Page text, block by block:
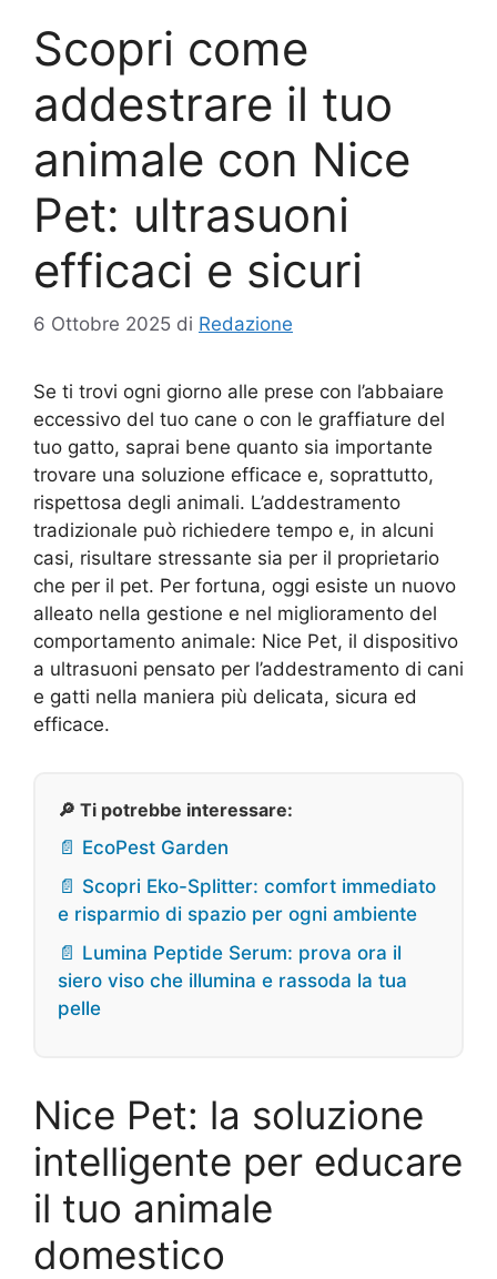
Scopri come
addestrare il tuo
animale con Nice
Pet: ultrasuoni
efficaci e sicuri
6 Ottobre 2025 di Redazione
Se ti trovi ogni giorno alle prese con l’abbaiare
eccessivo del tuo cane o con le graffiature del
tuo gatto, saprai bene quanto sia importante
trovare una soluzione efficace e, soprattutto,
rispettosa degli animali. L’addestramento
tradizionale può richiedere tempo e, in alcuni
casi, risultare stressante sia per il proprietario
che per il pet. Per fortuna, oggi esiste un nuovo
alleato nella gestione e nel miglioramento del
comportamento animale: Nice Pet, il dispositivo
a ultrasuoni pensato per l’addestramento di cani
e gatti nella maniera più delicata, sicura ed
efficace.
🔎 Ti potrebbe interessare:
📄 EcoPest Garden
📄 Scopri Eko-Splitter: comfort immediato
e risparmio di spazio per ogni ambiente
📄 Lumina Peptide Serum: prova ora il
siero viso che illumina e rassoda la tua
pelle
Nice Pet: la soluzione
intelligente per educare
il tuo animale
domestico